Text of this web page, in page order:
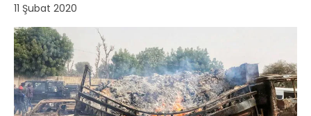
11 Şubat 2020